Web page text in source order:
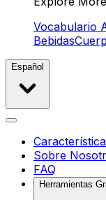
Vocabulario
Bebidas
Español
Sobre
FAQ
Herramientas